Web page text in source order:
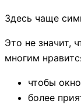
Здесь чаще
Это не значит,
многим
чтобы
более